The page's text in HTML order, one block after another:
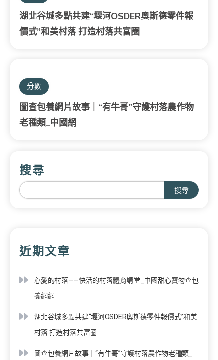
湖北谷城多點共建“堰河OSDER奧斯德零件報
價式”和美村落 打造村落共富圈
分數
圖查包養網片故事｜“有牛哥”守護村落農作物
老種類_中國網
搜尋
搜尋
近期文章
心愛的村落——快活的村落體育講堂_中國甜心寶物查包
養網網
湖北谷城多點共建“堰河OSDER奧斯德零件報價式”和美
村落 打造村落共富圈
圖查包養網片故事｜“有牛哥”守護村落農作物老種類_